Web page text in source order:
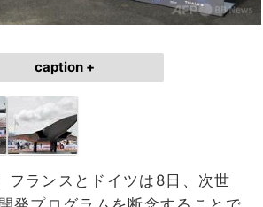
caption +
フランスとドイツは8日、次世